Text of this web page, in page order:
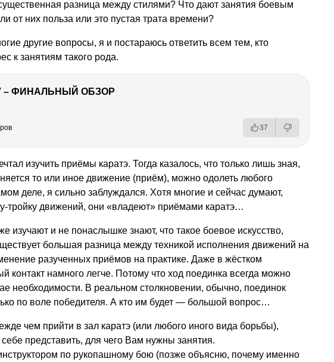
разница между стилями? Что дают занятия боевым
от них польза или это пустая трата времени?
другие вопросы, я и постараюсь ответить всем тем, кто
к занятиям такого рода.
– ФИНАЛЬНЫЙ ОБЗОР
37
изучить приёмы каратэ. Тогда казалось, что только лишь зная,
то или иное движение (приём), можно одолеть любого
деле, я сильно заблуждался. Хотя многие и сейчас думают,
тройку движений, они «владеют» приёмами каратэ…
изучают и не понаслышке знают, что такое боевое искусство,
большая разница между техникой исполнения движений на
разученных приёмов на практике. Даже в жёстком
контакт намного легче. Потому что ход поединка всегда можно
необходимости. В реальном столкновении, обычно, поединок
по воле победителя. А кто им будет — большой вопрос…
чем прийти в зал каратэ (или любого иного вида борьбы),
представить, для чего Вам нужны занятия.
по рукопашному бою (позже объясню, почему именно